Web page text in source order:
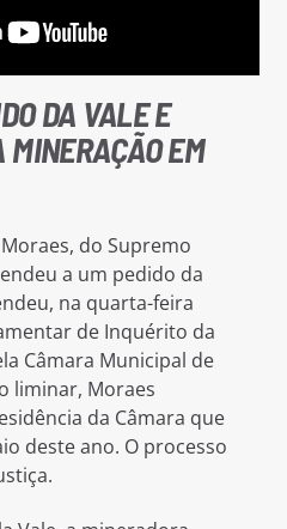
DA VALE E
EM
do Supremo
a um pedido da
na quarta-feira
de Inquérito da
Câmara Municipal de
liminar, Moraes
da Câmara que
deste ano. O processo